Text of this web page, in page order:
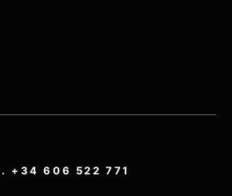
+34 606 522 771